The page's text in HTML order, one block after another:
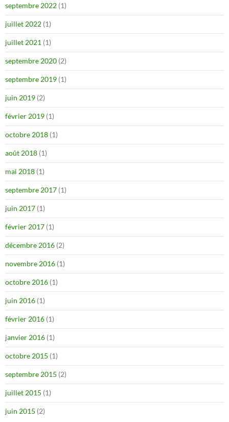
septembre 2022 (1)
juillet 2022 (1)
juillet 2021 (1)
septembre 2020 (2)
septembre 2019 (1)
juin 2019 (2)
février 2019 (1)
octobre 2018 (1)
août 2018 (1)
mai 2018 (1)
septembre 2017 (1)
juin 2017 (1)
février 2017 (1)
décembre 2016 (2)
novembre 2016 (1)
octobre 2016 (1)
juin 2016 (1)
février 2016 (1)
janvier 2016 (1)
octobre 2015 (1)
septembre 2015 (2)
juillet 2015 (1)
juin 2015 (2)